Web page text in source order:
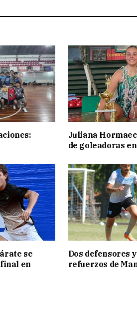
Juliana
de goleadoras
se
en
Dos defensores
refuerzos de